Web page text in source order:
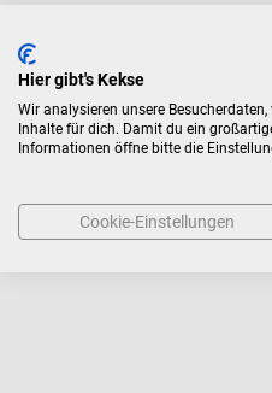
Inhalt: 100 Stück
54,62 €*
Hier gibt's Kekse
Wir analysieren unsere
Inhalte für dich. Damit du ein
Informationen öffne bitte die
Cookie-Einstellungen